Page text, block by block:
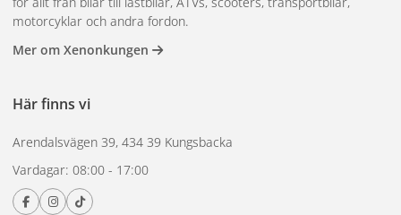
motorcyklar och andra fordon.
Mer om Xenonkungen
Här finns vi
Arendalsvägen 39, 434 39 Kungsbacka
Vardagar: 08:00 - 17:00